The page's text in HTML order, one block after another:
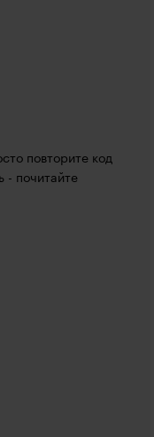
повторите код
- почитайте